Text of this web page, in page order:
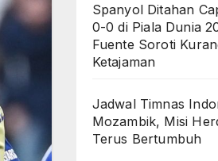
Spanyol Ditahan
0-0 di Piala Dunia
Fuente Soroti
Ketajaman
Jadwal Timnas
Mozambik, Misi
Terus Bertumbuh